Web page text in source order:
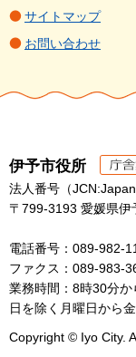
サイトマップ
お問い合わせ
伊予市役所
法人番号（
〒799-3193 愛媛県伊
電話番号：089-982-
ファクス：089-983-
業務時間：8時30分
日を除く月曜日から金
Copyright © Iyo City.